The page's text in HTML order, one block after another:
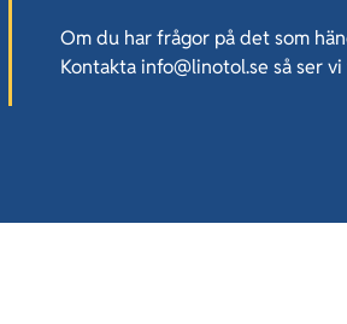
Om du har frågor på det som
Kontakta info@linotol.se så ser